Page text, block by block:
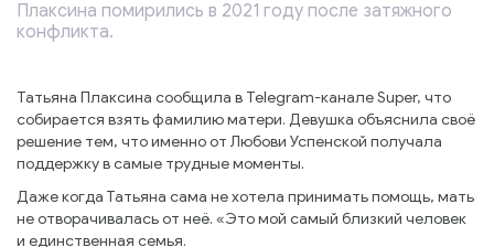
Плаксина помирились в 2021 году после затяжного
конфликта.
Татьяна Плаксина сообщила в Telegram-канале Super, что
собирается взять фамилию матери. Девушка объяснила своё
решение тем, что именно от Любови Успенской получала
поддержку в самые трудные моменты.
Даже когда Татьяна сама не хотела принимать помощь, мать
не отворачивалась от неё. «Это мой самый близкий человек
и единственная семья.